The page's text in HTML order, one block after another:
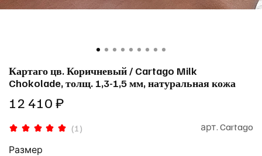
(1) арт. Cartago
Картаго цв. Коричневый / Cartago Milk
Chokolade, толщ. 1,3-1,5 мм, натуральная кожа
12 410 ₽
Размер